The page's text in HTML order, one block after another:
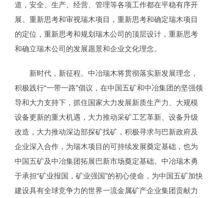
道，安全、生产、经营、管理等各项工作都在平稳有序开
展。重新思考和审视瑞木项目，重新思考和确定瑞木项目
的定位，重新思考和规划瑞木公司的顶层设计，重新思考
和确立瑞木公司的发展愿景和企业文化理念。
新时代，新征程。中冶瑞木将贯彻落实新发展理念，
积极践行“一带一路”倡议，在中国五矿和中冶集团的坚强领
导和大力支持下，抓住国家大力发展新质生产力、大规模
设备更新的重大机遇，大力推动采矿工艺革新、设备升级
改造，大力推动深边部探矿找矿，积极寻求与巴新政府及
企业深入合作，为瑞木项目的可持续发展奠定基础，也为
中国五矿及中冶集团拓展巴新市场奠定基础。中冶瑞木勇
于承担“矿业报国，矿业强国”的初心使命，为中国五矿加快
建设具有全球竞争力的世界一流金属矿产企业集团贡献力